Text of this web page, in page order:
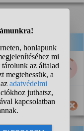
11%
tól biztos a
a válasz?